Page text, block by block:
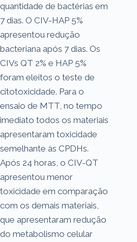
quantidade de bactérias em
7 dias. O CIV-HAP 5%
apresentou redução
bacteriana após 7 dias. Os
CIVs QT 2% e HAP 5%
foram eleitos o teste de
citotoxicidade. Para o
ensaio de MTT, no tempo
imediato todos os materiais
apresentaram toxicidade
semelhante às CPDHs.
Após 24 horas, o CIV-QT
apresentou menor
toxicidade em comparação
com os demais materiais,
que apresentaram redução
do metabolismo celular